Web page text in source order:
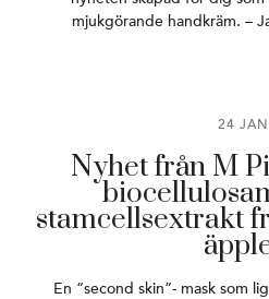
mjukgörande handkräm. –
24 JAN
Nyhet från M
stamcellsextrakt
En “second skin”- mask som